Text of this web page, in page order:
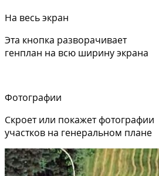
На весь экран
Эта кнопка разворачивает
генплан на всю ширину экрана
Фотографии
Скроет или покажет фотографии
участков на генеральном плане